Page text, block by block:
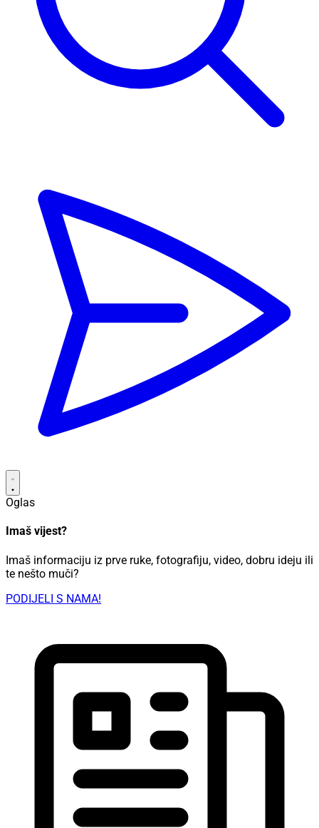
Oglas
Imaš vijest?
Imaš informaciju iz prve ruke, fotografiju, video, dobru ideju ili
te nešto muči?
PODIJELI S NAMA!